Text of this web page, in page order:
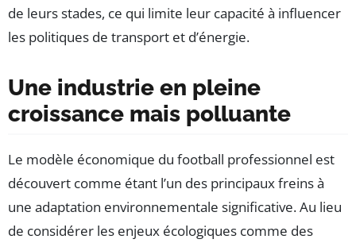
de leurs stades, ce qui limite leur capacité à influencer
les politiques de transport et d’énergie.
Une industrie en pleine
croissance mais polluante
Le modèle économique du football professionnel est
découvert comme étant l’un des principaux freins à
une adaptation environnementale significative. Au lieu
de considérer les enjeux écologiques comme des